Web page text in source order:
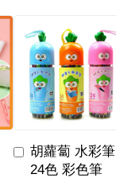
胡蘿蔔 水彩筆
24色 彩色筆